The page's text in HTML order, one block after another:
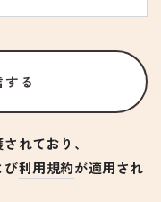
る
れており、
び利用規約が適用され